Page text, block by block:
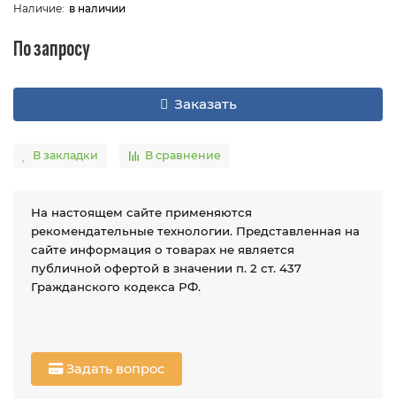
в наличии
По запросу
Заказать
В закладки В сравнение
На настоящем сайте применяются
рекомендательные технологии. Представленная на
сайте информация о товарах не является
публичной офертой в значении п. 2 ст. 437
Гражданского кодекса РФ.
Задать вопрос